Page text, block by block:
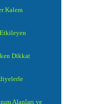
Kalem
Dikkat
Alanları ve